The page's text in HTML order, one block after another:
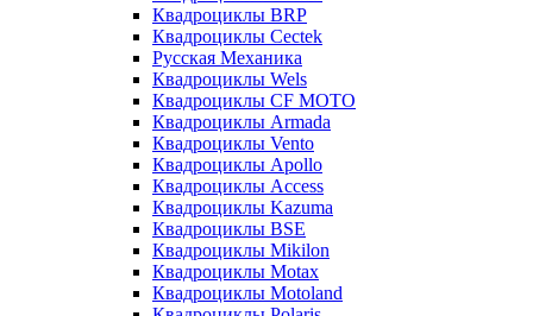
Квадроциклы BRP
Квадроциклы Cectek
Русская Механика
Квадроциклы Wels
Квадроциклы CF MOTO
Квадроциклы Armada
Квадроциклы Vento
Квадроциклы Apollo
Квадроциклы Access
Квадроциклы Kazuma
Квадроциклы BSE
Квадроциклы Mikilon
Квадроциклы Motax
Квадроциклы Motoland